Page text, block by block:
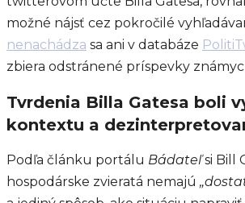
možné nájsť cez pokročilé
nenachádza sa ani v databáze
zbiera odstránené príspevky
Tvrdenia Billa Gatesa boli
kontextu a
Podľa článku portálu Bádateľsi Bill
hospodárske zvieratá nemajú